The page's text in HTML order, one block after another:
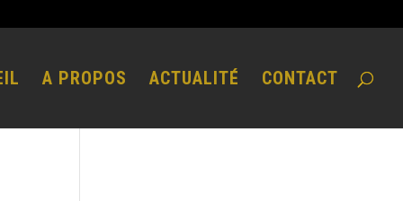
A PROPOS ACTUALITÉ CONTACT